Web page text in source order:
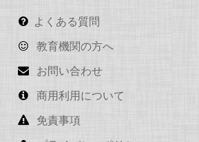
よくある質問
教育機関の方へ
お問い合わせ
商用利用について
免責事項